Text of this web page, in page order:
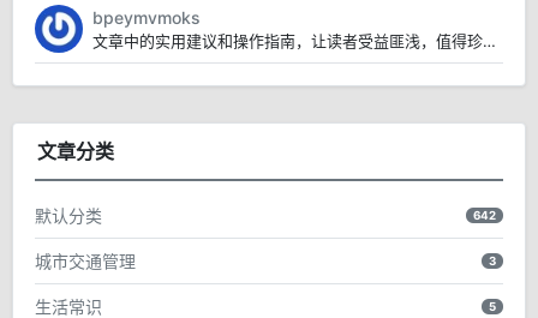
bpeymvmoks
文章中的实用建议和操作指南，让读者受益匪浅，值得珍藏。
文章分类
默认分类 642
城市交通管理 3
生活常识 5